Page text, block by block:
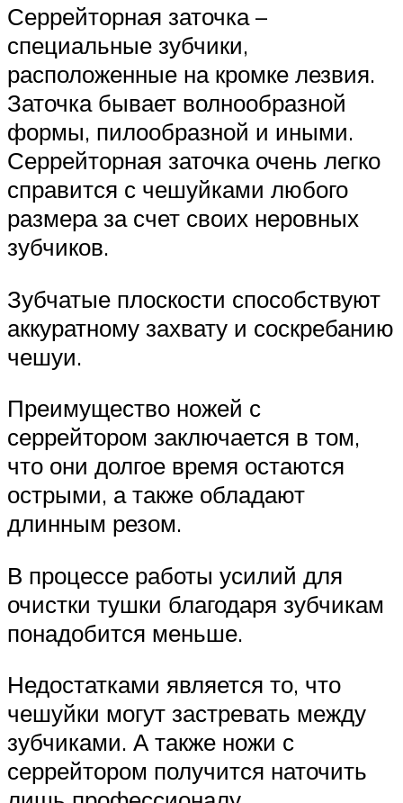
Серрейторная заточка –
специальные зубчики,
расположенные на кромке лезвия.
Заточка бывает волнообразной
формы, пилообразной и иными.
Серрейторная заточка очень легко
справится с чешуйками любого
размера за счет своих неровных
зубчиков.
Зубчатые плоскости способствуют
аккуратному захвату и соскребанию
чешуи.
Преимущество ножей с
серрейтором заключается в том,
что они долгое время остаются
острыми, а также обладают
длинным резом.
В процессе работы усилий для
очистки тушки благодаря зубчикам
понадобится меньше.
Недостатками является то, что
чешуйки могут застревать между
зубчиками. А также ножи с
серрейтором получится наточить